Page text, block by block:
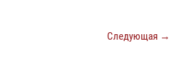
Следующая →